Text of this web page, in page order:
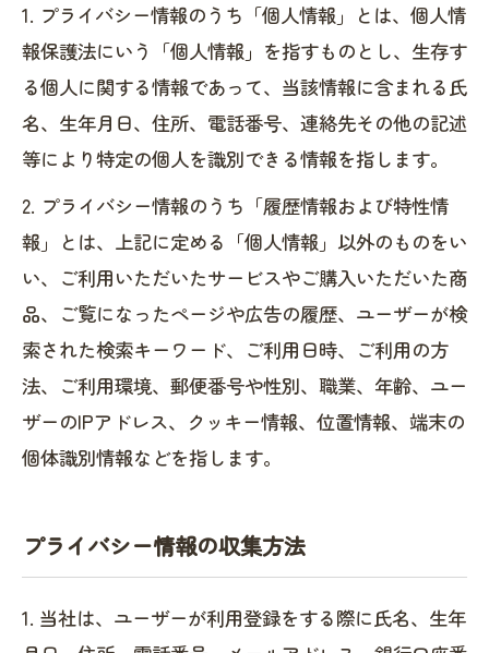
1. プライバシー情報のうち「個人情報」とは、個人情
報保護法にいう「個人情報」を指すものとし、生存す
る個人に関する情報であって、当該情報に含まれる氏
名、生年月日、住所、電話番号、連絡先その他の記述
等により特定の個人を識別できる情報を指します。
2. プライバシー情報のうち「履歴情報および特性情
報」とは、上記に定める「個人情報」以外のものをい
い、ご利用いただいたサービスやご購入いただいた商
品、ご覧になったページや広告の履歴、ユーザーが検
索された検索キーワード、ご利用日時、ご利用の方
法、ご利用環境、郵便番号や性別、職業、年齢、ユー
ザーのIPアドレス、クッキー情報、位置情報、端末の
個体識別情報などを指します。
プライバシー情報の収集方法
1. 当社は、ユーザーが利用登録をする際に氏名、生年